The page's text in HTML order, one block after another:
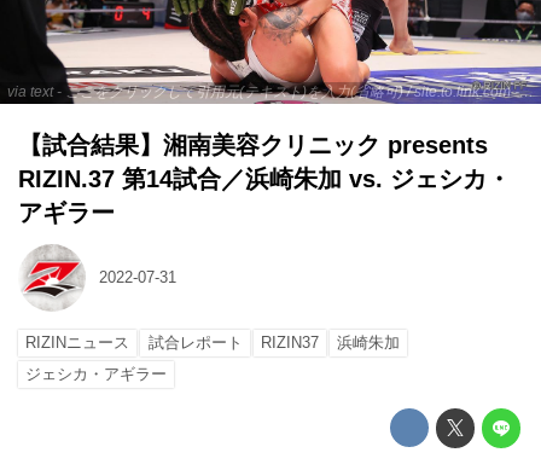
via text - ここをクリックして引用元(テキスト)を入力(省略可) / site.to.link.com - ここをクリックして引用元を入力(省略可)
【試合結果】湘南美容クリニック presents
RIZIN.37 第14試合／浜崎朱加 vs. ジェシカ・
アギラー
2022-07-31
RIZINニュース 試合レポート RIZIN37
浜崎朱加
ジェシカ・アギラー